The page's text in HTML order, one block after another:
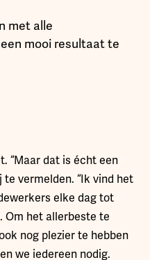
met alle
mooi resultaat te
“Maar dat is écht een
vermelden. “Ik vind het
elke dag tot
Om het allerbeste te
nog plezier te hebben
we iedereen nodig.